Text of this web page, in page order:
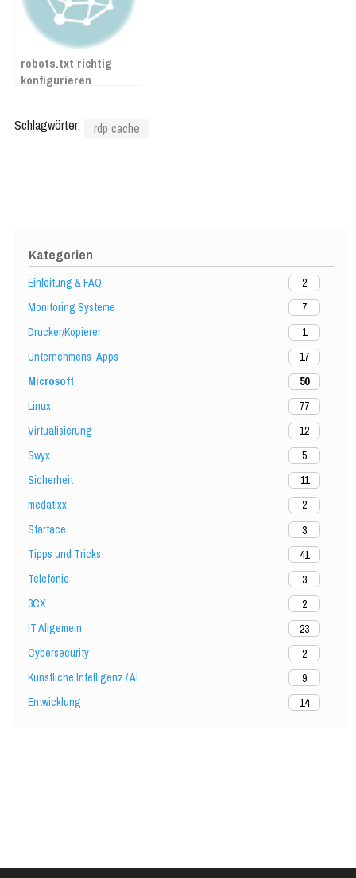
Kategorien
Einleitung & FAQ
2
Monitoring Systeme
7
Drucker/Kopierer
1
Unternehmens-Apps
17
Microsoft
50
Linux
77
Virtualisierung
12
Swyx
5
Sicherheit
11
medatixx
2
Starface
3
Tipps und Tricks
41
Telefonie
3
3CX
2
IT Allgemein
23
Cybersecurity
2
Künstliche Intelligenz / AI
9
Entwicklung
14
robots.txt richtig
konfigurieren
Schlagwörter: rdp cache